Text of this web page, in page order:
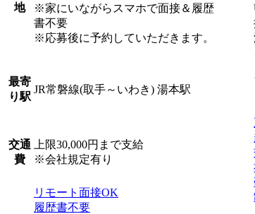
地
※家にいながらスマホで面接＆履歴
書不要
※応募後に予約していただきます。
最寄
り駅
JR常磐線(取手～いわき) 湯本駅
交通
費
上限30,000円まで支給
※会社規定有り
リモート面接OK
履歴書不要